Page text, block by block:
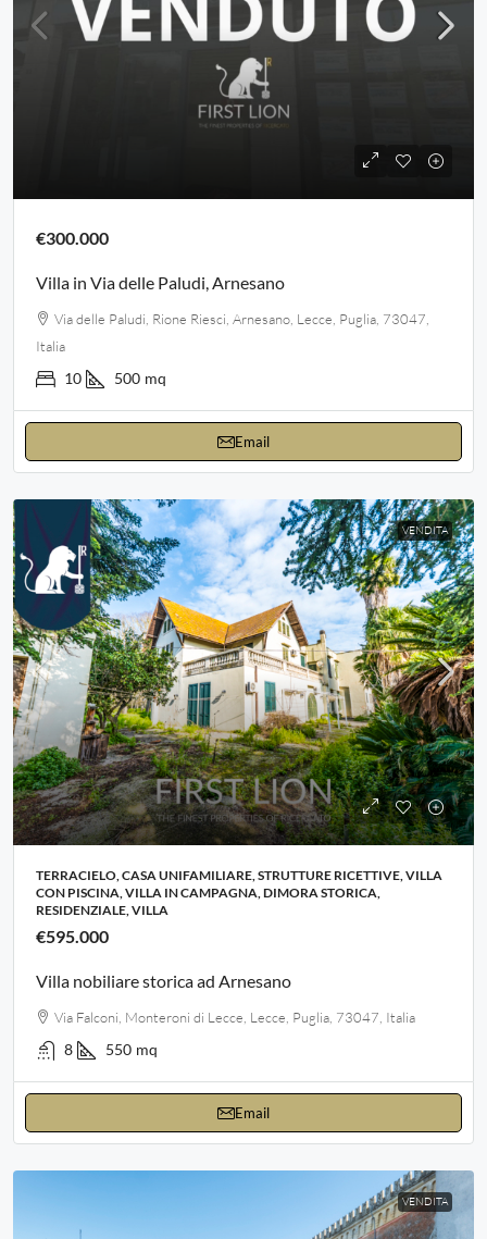
€300.000
Villa in Via delle Paludi, Arnesano
Via delle Paludi, Rione Riesci, Arnesano, Lecce, Puglia, 73047,
Italia
10 500 mq
Email
VENDITA
TERRACIELO, CASA UNIFAMILIARE, STRUTTURE RICETTIVE, VILLA
CON PISCINA, VILLA IN CAMPAGNA, DIMORA STORICA,
RESIDENZIALE, VILLA
€595.000
Villa nobiliare storica ad Arnesano
Via Falconi, Monteroni di Lecce, Lecce, Puglia, 73047, Italia
8 550 mq
Email
VENDITA